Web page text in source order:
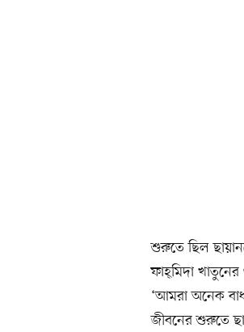
শুরুতে ছিল
ফাহ্‌মিদা
‘আমরা অনেক
জীবনের শুরুতে